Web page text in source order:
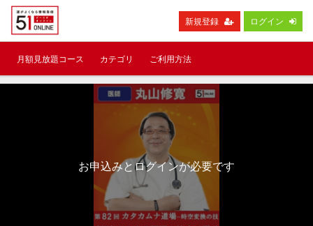
新規登録 ログイン
月額見放題コース カテゴリ ご利用方法
お申込みとログインが必要です